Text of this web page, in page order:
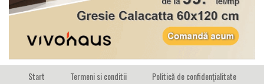
Start Termeni si conditii
Politică de confidențialitate